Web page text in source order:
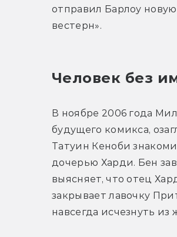
отправил Барлоу
вестерн».
Человек без
В ноябре 2006 года
будущего комикса,
Татуин Кеноби
дочерью Харди. Бен
выясняет, что отец
закрывает лавочку
навсегда исчезнуть